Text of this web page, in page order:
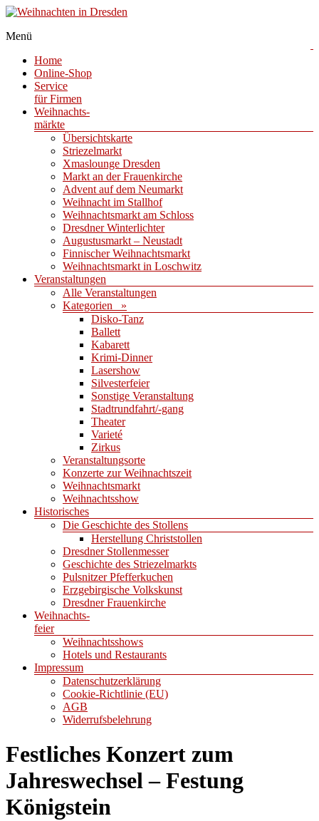
Weihnachten in Dresden
Weihnachtsmärkte und Veranstaltungen zur
Weihnachtszeit
Menü
Home
Online-Shop
Service
für Firmen
Weihnachts-
märkte
Übersichtskarte
Striezelmarkt
Xmaslounge Dresden
Markt an der Frauenkirche
Advent auf dem Neumarkt
Weihnacht im Stallhof
Weihnachtsmarkt am Schloss
Dresdner Winterlichter
Augustusmarkt – Neustadt
Finnischer Weihnachtsmarkt
Weihnachtsmarkt in Loschwitz
Veranstaltungen
Alle Veranstaltungen
Kategorien »
Disko-Tanz
Ballett
Kabarett
Krimi-Dinner
Lasershow
Silvesterfeier
Sonstige Veranstaltung
Stadtrundfahrt/-gang
Theater
Varieté
Zirkus
Veranstaltungsorte
Konzerte zur Weihnachtszeit
Weihnachtsmarkt
Weihnachtsshow
Historisches
Die Geschichte des Stollens
Herstellung Christstollen
Dresdner Stollenmesser
Geschichte des Striezelmarkts
Pulsnitzer Pfefferkuchen
Erzgebirgische Volkskunst
Dresdner Frauenkirche
Weihnachts-
feier
Weihnachtsshows
Hotels und Restaurants
Impressum
Datenschutzerklärung
Cookie-Richtlinie (EU)
AGB
Widerrufsbelehrung
Festliches Konzert zum
Jahreswechsel – Festung
Königstein